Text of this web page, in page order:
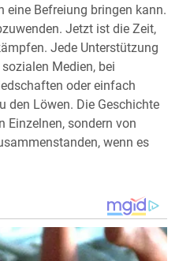
eine Befreiung bringen kann.
Jetzt ist die Zeit,
Jede Unterstützung
Medien, bei
oder einfach
den Löwen. Die Geschichte
Einzelnen, sondern von
wenn es